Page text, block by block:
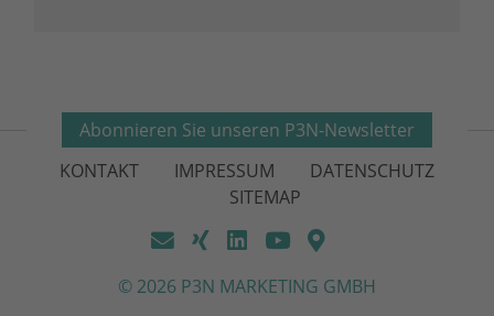
Abonnieren Sie unseren P3N-Newsletter
KONTAKT
IMPRESSUM
DATENSCHUTZ
SITEMAP
© 2026 P3N MARKETING GMBH